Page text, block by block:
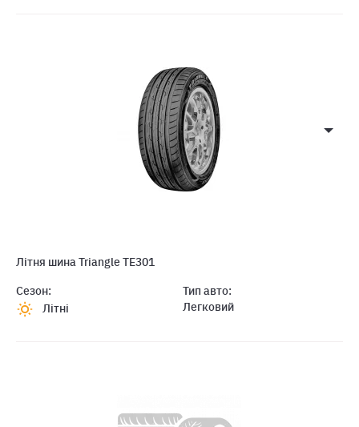
Літня шина Triangle TE301
Сезон:
Літні
Тип авто:
Легковий